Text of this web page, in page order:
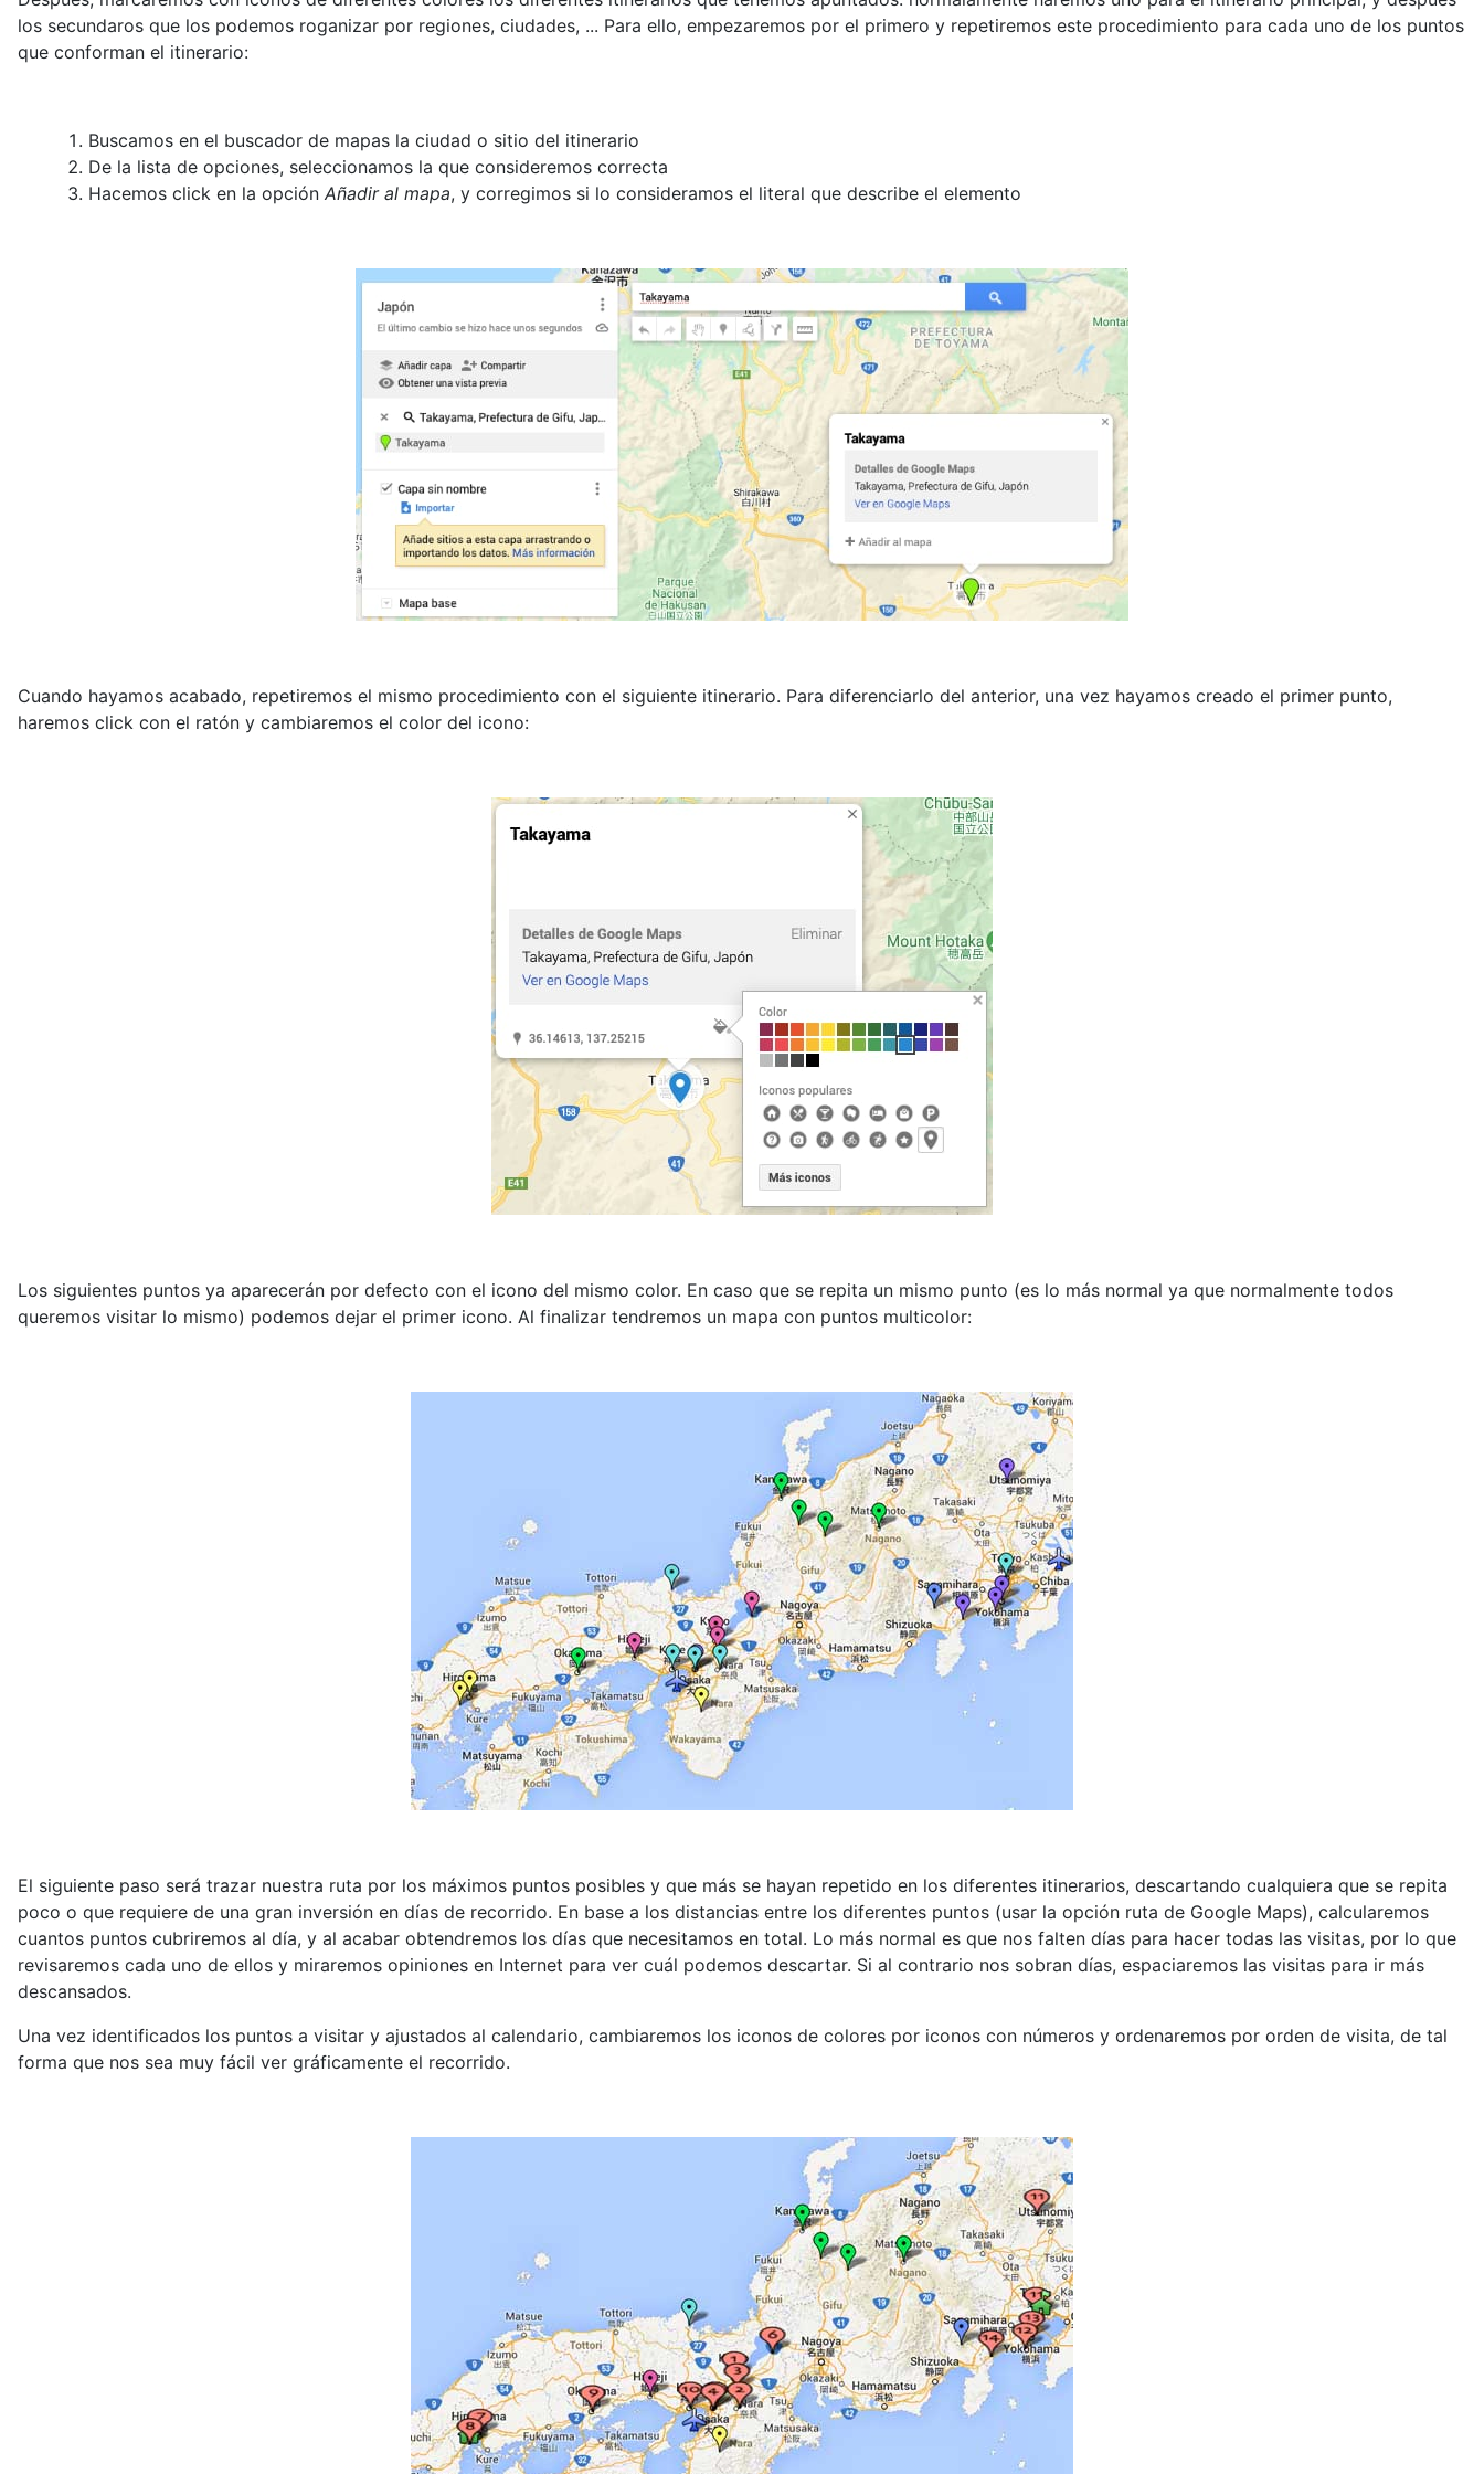
los secundaros que los podemos roganizar por regiones, ciudades, ... Para ello, empezaremos por el primero y repetiremos este procedimiento para cada uno de los puntos
que conforman el itinerario:
Buscamos en el buscador de mapas la ciudad o sitio del itinerario
De la lista de opciones, seleccionamos la que consideremos correcta
Hacemos click en la opción Añadir al mapa, y corregimos si lo consideramos el literal que describe el elemento
Cuando hayamos acabado, repetiremos el mismo procedimiento con el siguiente itinerario. Para diferenciarlo del anterior, una vez hayamos creado el primer punto,
haremos click con el ratón y cambiaremos el color del icono:
Los siguientes puntos ya aparecerán por defecto con el icono del mismo color. En caso que se repita un mismo punto (es lo más normal ya que normalmente todos
queremos visitar lo mismo) podemos dejar el primer icono. Al finalizar tendremos un mapa con puntos multicolor:
El siguiente paso será trazar nuestra ruta por los máximos puntos posibles y que más se hayan repetido en los diferentes itinerarios, descartando cualquiera que se repita
poco o que requiere de una gran inversión en días de recorrido. En base a los distancias entre los diferentes puntos (usar la opción ruta de Google Maps), calcularemos
cuantos puntos cubriremos al día, y al acabar obtendremos los días que necesitamos en total. Lo más normal es que nos falten días para hacer todas las visitas, por lo que
revisaremos cada uno de ellos y miraremos opiniones en Internet para ver cuál podemos descartar. Si al contrario nos sobran días, espaciaremos las visitas para ir más
descansados.
Una vez identificados los puntos a visitar y ajustados al calendario, cambiaremos los iconos de colores por iconos con números y ordenaremos por orden de visita, de tal
forma que nos sea muy fácil ver gráficamente el recorrido.